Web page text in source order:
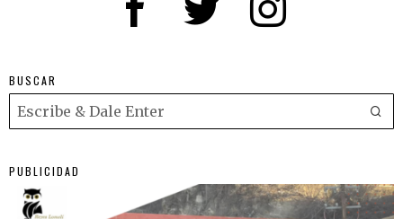
BUSCAR
PUBLICIDAD